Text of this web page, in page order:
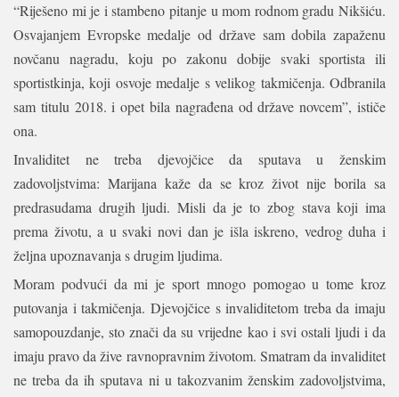
“Riješeno mi je i stambeno pitanje u mom rodnom gradu Nikšiću.
Osvajanjem Evropske medalje od države sam dobila zapaženu
novčanu nagradu, koju po zakonu dobije svaki sportista ili
sportistkinja, koji osvoje medalje s velikog takmičenja. Odbranila
sam titulu 2018. i opet bila nagrađena od države novcem”, ističe
ona.
Invaliditet ne treba djevojčice da sputava u ženskim
zadovoljstvima: Marijana kaže da se kroz život nije borila sa
predrasudama drugih ljudi. Misli da je to zbog stava koji ima
prema životu, a u svaki novi dan je išla iskreno, vedrog duha i
željna upoznavanja s drugim ljudima.
Moram podvući da mi je sport mnogo pomogao u tome kroz
putovanja i takmičenja. Djevojčice s invaliditetom treba da imaju
samopouzdanje, sto znači da su vrijedne kao i svi ostali ljudi i da
imaju pravo da žive ravnopravnim životom. Smatram da invaliditet
ne treba da ih sputava ni u takozvanim ženskim zadovoljstvima,